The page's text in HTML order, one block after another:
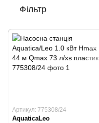
Фільтр
Артикул: 775308/24
AquaticaLeo